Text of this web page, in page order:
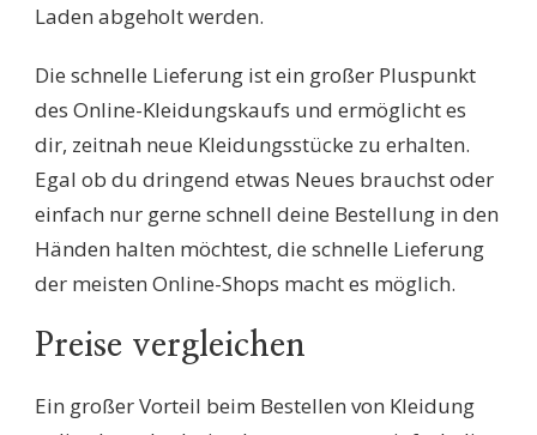
Laden abgeholt werden.
Die schnelle Lieferung ist ein großer Pluspunkt
des Online-Kleidungskaufs und ermöglicht es
dir, zeitnah neue Kleidungsstücke zu erhalten.
Egal ob du dringend etwas Neues brauchst oder
einfach nur gerne schnell deine Bestellung in den
Händen halten möchtest, die schnelle Lieferung
der meisten Online-Shops macht es möglich.
Preise vergleichen
Ein großer Vorteil beim Bestellen von Kleidung